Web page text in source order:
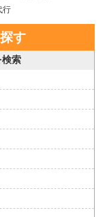
行
す
検索